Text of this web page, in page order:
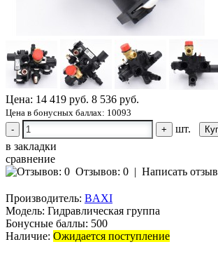
Цена: 14 419 руб. 8 536 руб.
Цена в бонусных баллах: 10093
-
+
шт.
в закладки
сравнение
Отзывов: 0 | Написать отзыв
Производитель: BAXI
Модель: Гидравлическая группа
Бонусные баллы: 500
Наличие: Ожидается поступление